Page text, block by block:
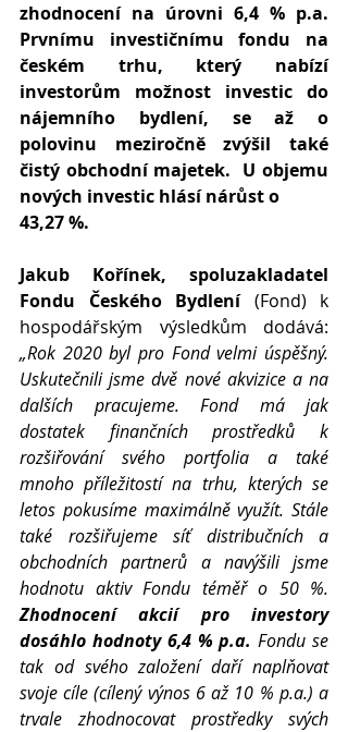
zhodnocení na úrovni
Prvnímu investičnímu fondu na
českém trhu, který nabízí
investorům možnost investic do
nájemního bydlení, se až o
polovinu meziročně zvýšil také
čistý obchodní majetek.  U objemu
nových investic hlásí nárůst o
43,27 %.
Jakub Kořínek, spoluzakladatel
Fondu Českého Bydlení (Fond) k
„Rok 2020 byl pro Fond velmi úspěšný.
Uskutečnili jsme dvě nové akvizice a na
dalších pracujeme. Fond má jak
dostatek finančních prostředků k
rozšiřování svého portfolia a také
mnoho příležitostí na trhu, kterých se
letos pokusíme maximálně využít. Stále
také rozšiřujeme síť distribučních a
obchodních partnerů a navýšili jsme
Zhodnocení akcií pro investory
dosáhlo hodnoty 6,4 % p.a. Fondu se
tak od svého založení daří naplňovat
svoje cíle (cílený výnos 6 až 10 % p.a.) a
trvale zhodnocovat prostředky svých